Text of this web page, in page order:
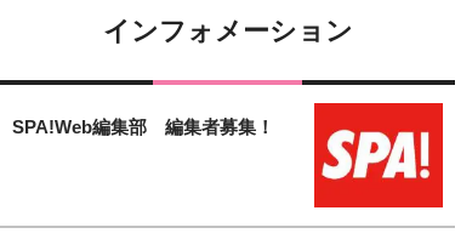
インフォメーション
SPA!Web編集部 編集者募集！